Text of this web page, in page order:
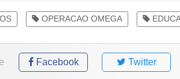
OPERACAO OMEGA
Facebook Twitter